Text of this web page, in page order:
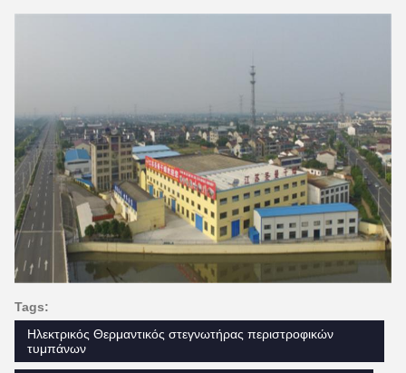
Tags:
Ηλεκτρικός Θερμαντικός στεγνωτήρας περιστροφικών
τυμπάνων